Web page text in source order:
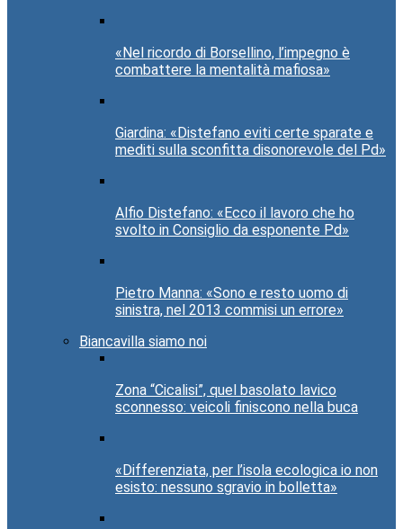
«Nel ricordo di Borsellino, l’impegno è
combattere la mentalità mafiosa»
Giardina: «Distefano eviti certe sparate e
mediti sulla sconfitta disonorevole del Pd»
Alfio Distefano: «Ecco il lavoro che ho
svolto in Consiglio da esponente Pd»
Pietro Manna: «Sono e resto uomo di
sinistra, nel 2013 commisi un errore»
Biancavilla siamo noi
Zona “Cicalisi”, quel basolato lavico
sconnesso: veicoli finiscono nella buca
«Differenziata, per l’isola ecologica io non
esisto: nessuno sgravio in bolletta»